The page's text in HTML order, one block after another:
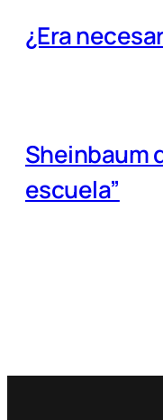
¿Era
Sheinbaum
escuela”